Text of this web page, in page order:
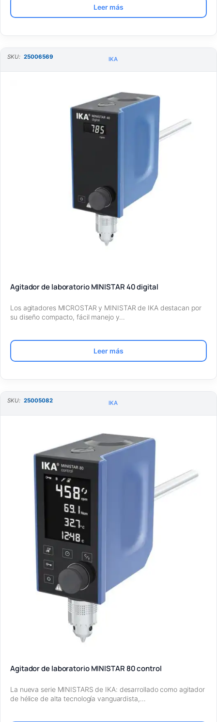
Leer más
SKU: 25006569 IKA
Agitador de laboratorio MINISTAR 40 digital
Los agitadores MICROSTAR y MINISTAR de IKA destacan por
su diseño compacto, fácil manejo y…
Leer más
SKU: 25005082 IKA
Agitador de laboratorio MINISTAR 80 control
La nueva serie MINISTARS de IKA: desarrollado como agitador
de hélice de alta tecnología vanguardista,…